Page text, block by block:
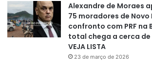
Alexandre de Moraes
75 moradores de
confronto com PRF na
total chega a cerca de
VEJA LISTA
23 de março de 2026